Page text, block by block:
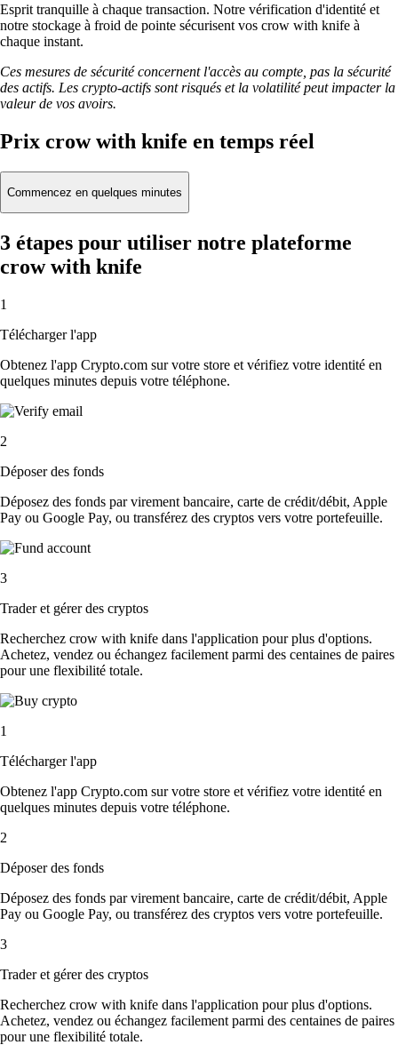
Esprit tranquille à chaque transaction. Notre vérification d'identité et
notre stockage à froid de pointe sécurisent vos crow with knife à
chaque instant.
Ces mesures de sécurité concernent l'accès au compte, pas la sécurité
des actifs. Les crypto-actifs sont risqués et la volatilité peut impacter la
valeur de vos avoirs.
Prix crow with knife en temps réel
Commencez en quelques minutes
3 étapes pour utiliser notre plateforme
crow with knife
1
Télécharger l'app
Obtenez l'app Crypto.com sur votre store et vérifiez votre identité en
quelques minutes depuis votre téléphone.
2
Déposer des fonds
Déposez des fonds par virement bancaire, carte de crédit/débit, Apple
Pay ou Google Pay, ou transférez des cryptos vers votre portefeuille.
3
Trader et gérer des cryptos
Recherchez crow with knife dans l'application pour plus d'options.
Achetez, vendez ou échangez facilement parmi des centaines de paires
pour une flexibilité totale.
1
Télécharger l'app
Obtenez l'app Crypto.com sur votre store et vérifiez votre identité en
quelques minutes depuis votre téléphone.
2
Déposer des fonds
Déposez des fonds par virement bancaire, carte de crédit/débit, Apple
Pay ou Google Pay, ou transférez des cryptos vers votre portefeuille.
3
Trader et gérer des cryptos
Recherchez crow with knife dans l'application pour plus d'options.
Achetez, vendez ou échangez facilement parmi des centaines de paires
pour une flexibilité totale.